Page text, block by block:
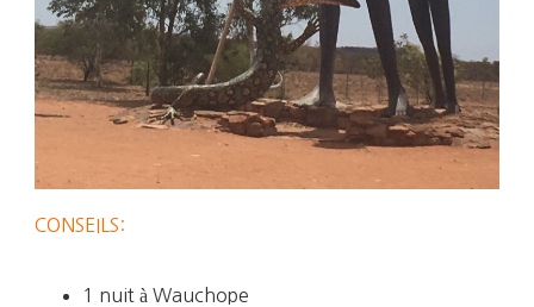
CONSEILS:
1 nuit à Wauchope